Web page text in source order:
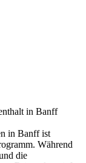
in Banff
in Banff ist
Während
die